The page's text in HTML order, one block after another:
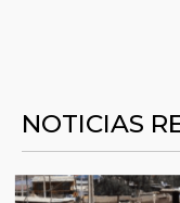
NOTICIAS